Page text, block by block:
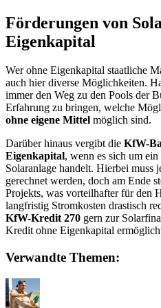
Förderungen von
Eigenkapital
Wer ohne Eigenkapital staatliche
auch hier diverse Möglichkeiten.
immer den Weg zu den Pools der
Erfahrung zu bringen, welche
ohne eigene Mittel möglich sind.
Darüber hinaus vergibt die KfW-
Eigenkapital, wenn es sich um
Solaranlage handelt. Hierbei muss
gerechnet werden, doch am Ende
Projekts, was vorteilhafter für den
langfristig Stromkosten drastisch
KfW-Kredit 270 gern zur
Kredit ohne Eigenkapital
Verwandte Themen: